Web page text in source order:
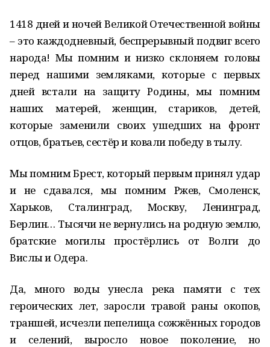
1418 дней и ночей Великой Отечественной войны
– это каждодневный, беспрерывный подвиг всего
народа! Мы помним и низко склоняем головы
перед нашими земляками, которые с первых
дней встали на защиту Родины, мы помним
наших матерей, женщин, стариков, детей,
которые заменили своих ушедших на фронт
отцов, братьев, сестёр и ковали победу в тылу.
Мы помним Брест, который первым принял удар
и не сдавался, мы помним Ржев, Смоленск,
Харьков, Сталинград, Москву, Ленинград,
Берлин… Тысячи не вернулись на родную землю,
братские могилы простёрлись от Волги до
Вислы и Одера.
Да, много воды унесла река памяти с тех
героических лет, заросли травой раны окопов,
траншей, исчезли пепелища сожжённых городов
и селений, выросло новое поколение, но